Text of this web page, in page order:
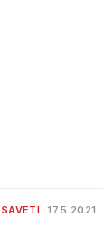
SAVETI 17.5.2021.